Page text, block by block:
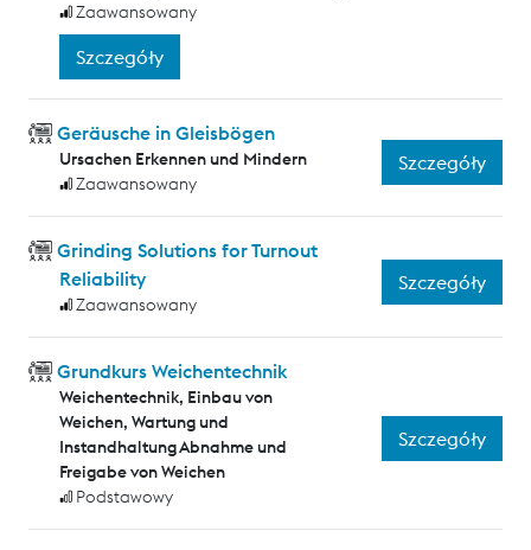
Zaawansowany
Szczegóły
Geräusche in Gleisbögen
Ursachen Erkennen und Mindern
Zaawansowany
Szczegóły
Grinding Solutions for Turnout
Reliability
Zaawansowany
Szczegóły
Grundkurs Weichentechnik
Weichentechnik, Einbau von
Weichen, Wartung und
Instandhaltung Abnahme und
Freigabe von Weichen
Podstawowy
Szczegóły